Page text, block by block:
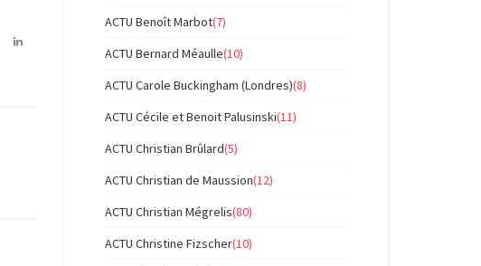
ACTU Benoît Marbot(7)
ACTU Bernard Méaulle(10)
ACTU Carole Buckingham (Londres)(8)
ACTU Cécile et Benoit Palusinski(11)
ACTU Christian Brûlard(5)
ACTU Christian de Maussion(12)
ACTU Christian Mégrelis(80)
ACTU Christine Fizscher(10)